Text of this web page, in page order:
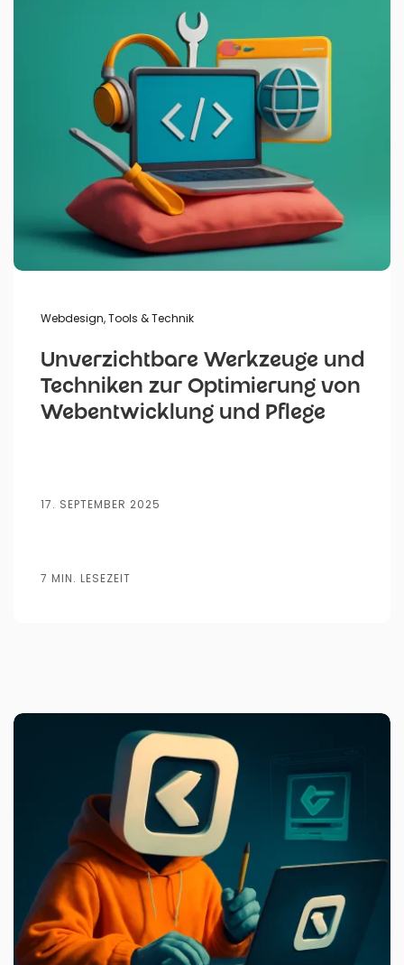
Webdesign,Tools & Technik
Unverzichtbare Werkzeuge und
Techniken zur Optimierung von
Webentwicklung und Pflege
17. SEPTEMBER 2025
7 MIN. LESEZEIT
Veröffentlicht von